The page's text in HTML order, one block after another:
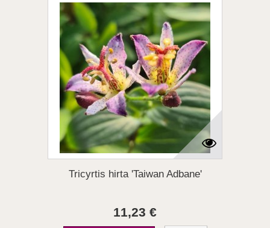
Tricyrtis hirta 'Taiwan Adbane'
11,23 €